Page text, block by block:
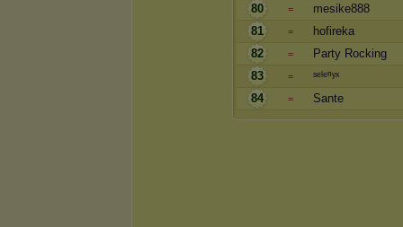
80
=
mesike888
81
=
hofireka
82
=
Party Rocking
83
=
ˢᵉˡᵉⁿʸˣ
84
= Sante